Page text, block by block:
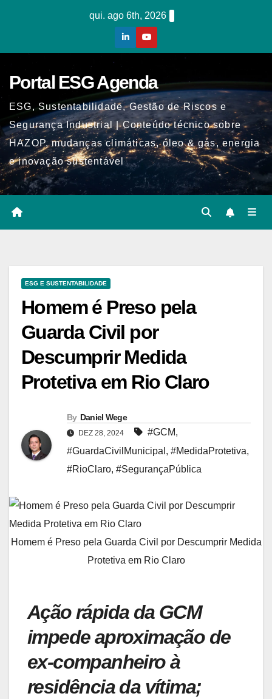
qui. ago 6th, 2026
Portal ESG Agenda
ESG, Sustentabilidade, Gestão de Riscos e
Segurança Industrial | Conteúdo técnico sobre
HAZOP, mudanças climáticas, óleo & gás, energia
e inovação sustentável
ESG E SUSTENTABILIDADE
Homem é Preso pela
Guarda Civil por
Descumprir Medida
Protetiva em Rio Claro
By Daniel Wege
DEZ 28, 2024 #GCM,
#GuardaCivilMunicipal , #MedidaProtetiva,
#RioClaro, #SegurançaPública
Homem é Preso pela Guarda Civil por Descumprir Medida
Protetiva em Rio Claro
Ação rápida da GCM
impede aproximação de
ex-companheiro à
residência da vítima;